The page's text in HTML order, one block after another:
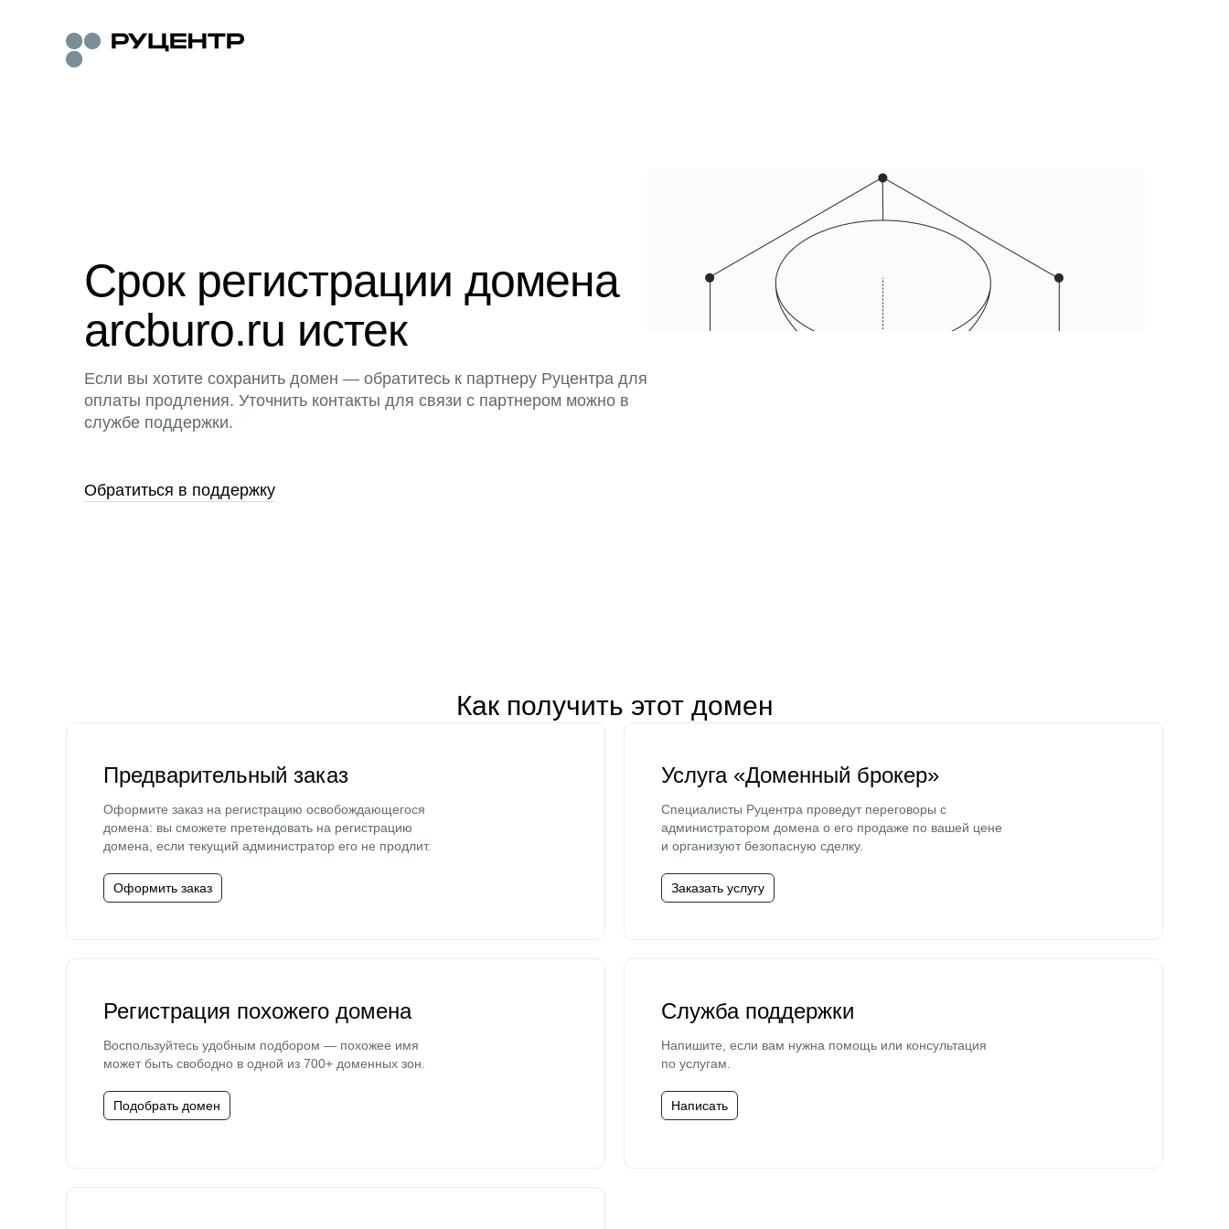
Срок регистрации домена
arcburo.ru истек
Если вы хотите сохранить домен — обратитесь к партнеру Руцентра для
оплаты продления. Уточнить контакты для связи с партнером можно в
службе поддержки.
Обратиться в поддержку
Как получить этот домен
Предварительный заказ
Оформите заказ на регистрацию освобождающегося
домена: вы сможете претендовать на регистрацию
домена, если текущий администратор его не продлит.
Оформить заказ
Услуга «Доменный брокер»
Специалисты Руцентра проведут переговоры с
администратором домена о его продаже по вашей цене
и организуют безопасную сделку.
Заказать услугу
Регистрация похожего домена
Воспользуйтесь удобным подбором — похожее имя
может быть свободно в одной из 700+ доменных зон.
Подобрать домен
Служба поддержки
Напишите, если вам нужна помощь или консультация
по услугам.
Написать